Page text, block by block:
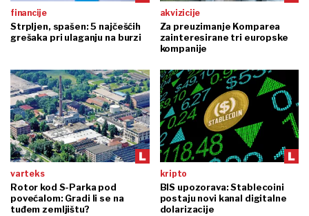
financije
Strpljen, spašen: 5 najčešćih
grešaka pri ulaganju na burzi
akvizicije
Za preuzimanje Komparea
zainteresirane tri europske
kompanije
varteks
Rotor kod S-Parka pod
povećalom: Gradi li se na
tuđem zemljištu?
kripto
BIS upozorava: Stablecoini
postaju novi kanal digitalne
dolarizacije